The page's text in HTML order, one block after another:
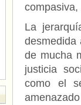
La
desmedida
de mucha
justicia
como el